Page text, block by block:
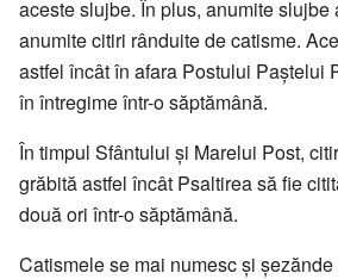
aceste slujbe. În plus, anumite
anumite citiri rânduite de catisme.
astfel încât în afara Postului Paștelui
în întregime într-o săptămână.
În timpul Sfântului și Marelui Post,
grăbită astfel încât Psaltirea să fie
două ori într-o săptămână.
Catismele se mai numesc și